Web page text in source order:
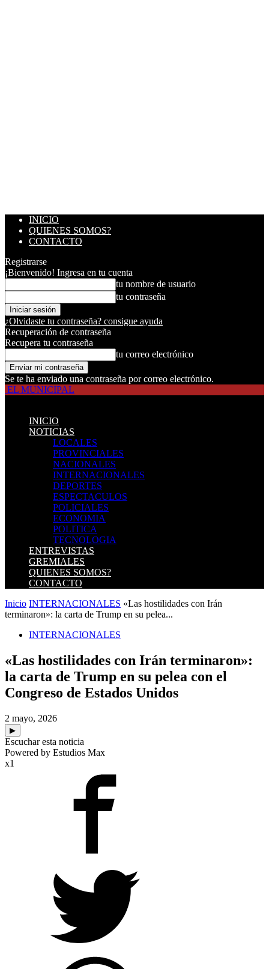
INICIO
QUIENES SOMOS?
CONTACTO
Registrarse
¡Bienvenido! Ingresa en tu cuenta
tu nombre de usuario
tu contraseña
¿Olvidaste tu contraseña? consigue ayuda
Recuperación de contraseña
Recupera tu contraseña
tu correo electrónico
Se te ha enviado una contraseña por correo electrónico.
EL MUNICIPAL
INICIO
NOTICIAS
LOCALES
PROVINCIALES
NACIONALES
INTERNACIONALES
DEPORTES
ESPECTACULOS
POLICIALES
ECONOMIA
POLITICA
TECNOLOGIA
ENTREVISTAS
GREMIALES
QUIENES SOMOS?
CONTACTO
Inicio INTERNACIONALES «Las hostilidades con Irán
terminaron»: la carta de Trump en su pelea...
INTERNACIONALES
«Las hostilidades con Irán terminaron»:
la carta de Trump en su pelea con el
Congreso de Estados Unidos
2 mayo, 2026
▶
Escuchar esta noticia
Powered by Estudios Max
x1